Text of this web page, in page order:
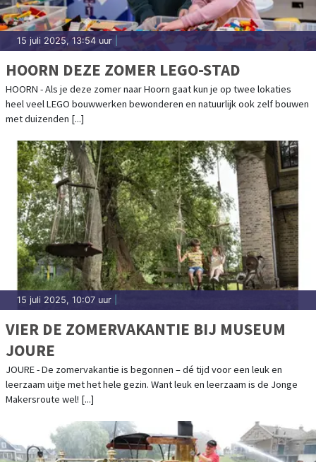
15 juli 2025, 13:54 uur
HOORN DEZE ZOMER LEGO-STAD
HOORN - Als je deze zomer naar Hoorn gaat kun je op twee lokaties
heel veel LEGO bouwwerken bewonderen en natuurlijk ook zelf bouwen
met duizenden [...]
15 juli 2025, 10:07 uur
VIER DE ZOMERVAKANTIE BIJ MUSEUM
JOURE
JOURE - De zomervakantie is begonnen – dé tijd voor een leuk en
leerzaam uitje met het hele gezin. Want leuk en leerzaam is de Jonge
Makersroute wel! [...]